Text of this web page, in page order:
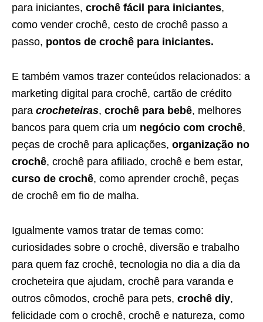
para iniciantes, crochê fácil para iniciantes,
como vender crochê, cesto de crochê passo a
passo, pontos de crochê para iniciantes.
E também vamos trazer conteúdos relacionados: a
marketing digital para crochê, cartão de crédito
para crocheteiras, crochê para bebê, melhores
bancos para quem cria um negócio com crochê,
peças de crochê para aplicações, organização no
crochê, crochê para afiliado, crochê e bem estar,
curso de crochê, como aprender crochê, peças
de crochê em fio de malha.
Igualmente vamos tratar de temas como:
curiosidades sobre o crochê, diversão e trabalho
para quem faz crochê, tecnologia no dia a dia da
crocheteira que ajudam, crochê para varanda e
outros cômodos, crochê para pets, crochê diy,
felicidade com o crochê, crochê e natureza, como